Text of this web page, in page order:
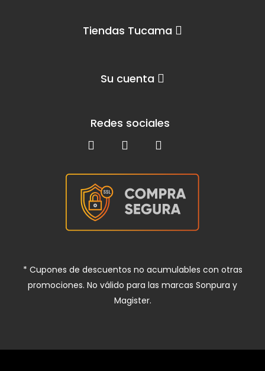
Tiendas Tucama
Su cuenta
Redes sociales
* Cupones de descuentos no acumulables con otras
promociones. No válido para las marcas Sonpura y
Magister.